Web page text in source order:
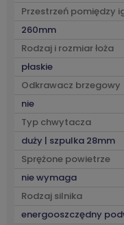
Przestrzeń pomiędzy
260mm
Rodzaj i rozmiar łoża
płaskie
Odkrawacz brzegowy
nie
Typ chwytacza
duży | szpulka 28mm
Sprężone powietrze
nie wymaga
Rodzaj silnika
energooszczędny